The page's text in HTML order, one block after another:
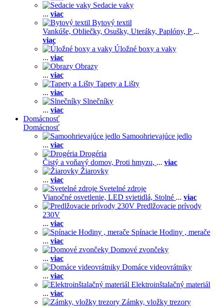
Sedacie vaky
... viac
Bytový textil
Vankúše, Obliečky, Osušky, Uteráky, Paplóny, P ...
viac
Úložné boxy a vaky
... viac
Obrazy
... viac
Tapety a Lišty
... viac
Slnečníky
... viac
Domácnosť
Domácnosť
Samoohrievajúce jedlo
... viac
Drogéria
Čistý a voňavý domov, Proti hmyzu, ... viac
Žiarovky
... viac
Svetelné zdroje
Vianočné osvetlenie, LED svietidlá, Stolné ... viac
Predlžovacie prívody
230V
... viac
Spínacie Hodiny , merače
... viac
Domové zvončeky
... viac
Domáce videovrátniky
... viac
Elektroinštalačný materiál
... viac
Zámky, vložky trezory